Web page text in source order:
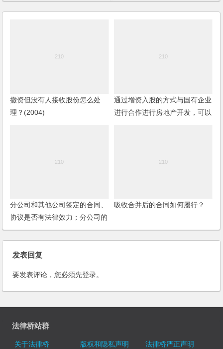
撤资但没有人接收股份怎么处
理？(2004)
通过增资入股的方式与国有企业
进行合作进行房地产开发，可以
分公司和其他公司签定的合同、
协议是否有法律效力；分公司的
责任怎样界定？
吸收合并后的合同如何履行？
发表回复
要发表评论，您必须先登录。
法律桥站群
关于法律桥 版权和隐私声明
法律桥严正声明